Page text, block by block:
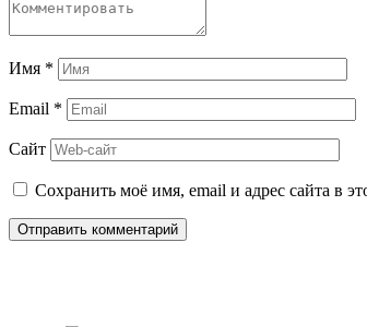
Имя *
Email *
Сайт
Сохранить моё имя, email и адрес сайта в